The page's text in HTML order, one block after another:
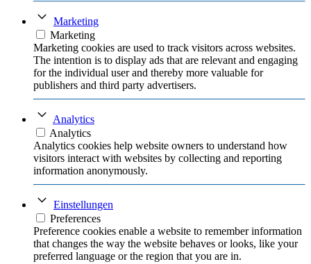
Marketing
Marketing
Marketing cookies are used to track visitors across websites.
The intention is to display ads that are relevant and engaging
for the individual user and thereby more valuable for
publishers and third party advertisers.
Analytics
Analytics
Analytics cookies help website owners to understand how
visitors interact with websites by collecting and reporting
information anonymously.
Einstellungen
Preferences
Preference cookies enable a website to remember information
that changes the way the website behaves or looks, like your
preferred language or the region that you are in.